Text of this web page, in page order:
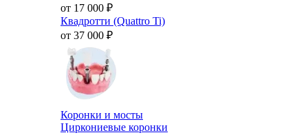
от 17 000 ₽
Квадротти (Quattro Ti)
от 37 000 ₽
Коронки и мосты
Циркониевые коронки